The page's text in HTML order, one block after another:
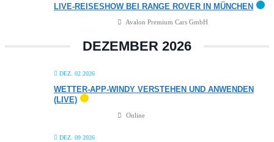
LIVE-REISESHOW BEI RANGE ROVER IN MÜNCHEN
Avalon Premium Cars GmbH
DEZEMBER 2026
DEZ. 02 2026
WETTER-APP-WINDY VERSTEHEN UND ANWENDEN
(LIVE)
Online
DEZ. 09 2026